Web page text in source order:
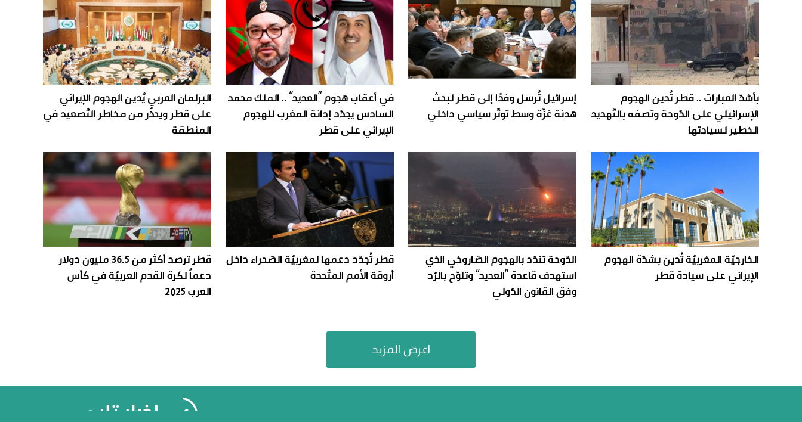
بأشدّ العبارات .. قطر تُدين الهجوم
الإسرائيلي على الدّوحة وتصفه بالتّهديد
الخطير لسيادتها
إسرائيل تُرسل وفدًا إلى قطر لبحث
هدنة غزّة وسط توتّر سياسي داخلي
في أعقاب هجوم “العديد” .. الملك محمد
السادس يجدّد إدانة المغرب للهجوم
الإيراني على قطر
البرلمان العربي يُدين الهجوم الإيراني
على قطر ويحذّر من مخاطر التّصعيد في
المنطقة
الخارجيّة المغربيّة تُدين بشدّة الهجوم
الإيراني على سيادة قطر
الدّوحة تندّد بالهجوم الصّاروخي الذي
استهدف قاعدة “العديد” وتلوّح بالرّد
وفق القانون الدّولي
قطر تُجدّد دعمها لمغربيّة الصّحراء داخل
أروقة الأمم المتّحدة
قطر ترصد أكثر من 36.5 مليون دولار
دعماً لكرة القدم العربيّة في كأس
العرب 2025
اعرض المزيد